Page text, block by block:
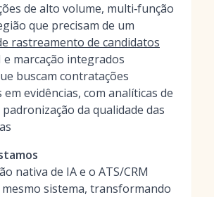
de alto volume, multi‑função
que precisam de um
rastreamento de candidatos
e marcação integrados
buscam contratações
em evidências, com analíticas de
da qualidade das
nativa de IA e o ATS/CRM
sistema, transformando